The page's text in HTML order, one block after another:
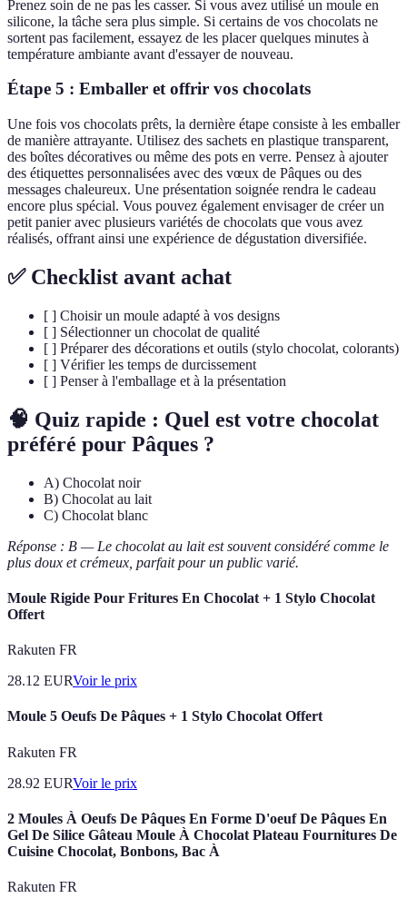
Prenez soin de ne pas les casser. Si vous avez utilisé un moule en
silicone, la tâche sera plus simple. Si certains de vos chocolats ne
sortent pas facilement, essayez de les placer quelques minutes à
température ambiante avant d'essayer de nouveau.
Étape 5 : Emballer et offrir vos chocolats
Une fois vos chocolats prêts, la dernière étape consiste à les emballer
de manière attrayante. Utilisez des sachets en plastique transparent,
des boîtes décoratives ou même des pots en verre. Pensez à ajouter
des étiquettes personnalisées avec des vœux de Pâques ou des
messages chaleureux. Une présentation soignée rendra le cadeau
encore plus spécial. Vous pouvez également envisager de créer un
petit panier avec plusieurs variétés de chocolats que vous avez
réalisés, offrant ainsi une expérience de dégustation diversifiée.
✅ Checklist avant achat
[ ] Choisir un moule adapté à vos designs
[ ] Sélectionner un chocolat de qualité
[ ] Préparer des décorations et outils (stylo chocolat, colorants)
[ ] Vérifier les temps de durcissement
[ ] Penser à l'emballage et à la présentation
🧠 Quiz rapide : Quel est votre chocolat
préféré pour Pâques ?
A) Chocolat noir
B) Chocolat au lait
C) Chocolat blanc
Réponse : B — Le chocolat au lait est souvent considéré comme le
plus doux et crémeux, parfait pour un public varié.
Moule Rigide Pour Fritures En Chocolat + 1 Stylo Chocolat
Offert
Rakuten FR
28.12 EURVoir le prix
Moule 5 Oeufs De Pâques + 1 Stylo Chocolat Offert
Rakuten FR
28.92 EURVoir le prix
2 Moules À Oeufs De Pâques En Forme D'oeuf De Pâques En
Gel De Silice Gâteau Moule À Chocolat Plateau Fournitures De
Cuisine Chocolat, Bonbons, Bac À
Rakuten FR